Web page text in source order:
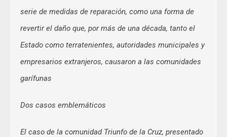
serie de medidas de reparación, como una forma de
revertir el daño que, por más de una década, tanto el
Estado como terratenientes, autoridades municipales y
empresarios extranjeros, causaron a las comunidades
garífunas
Dos casos emblemáticos
El caso de la comunidad Triunfo de la Cruz, presentado